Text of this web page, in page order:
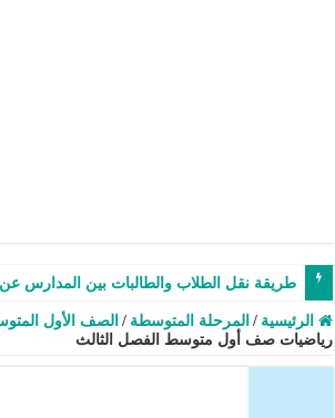
طريقة نقل الطلاب والطالبات بين المدارس عن
الرئيسية / المرحلة المتوسطة / الصف الأول
رياضيات صف أول متوسط الفصل الثالث